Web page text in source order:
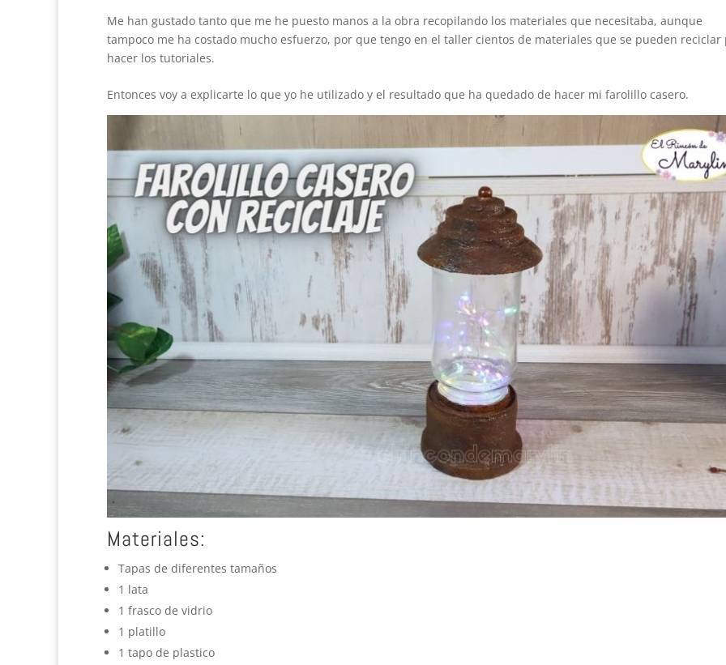
Me han gustado tanto que me he puesto manos a la obra recopilando los materiales que necesitaba, aunque
tampoco me ha costado mucho esfuerzo, por que tengo en el taller cientos de materiales que se pueden reciclar
hacer los tutoriales.
Entonces voy a explicarte lo que yo he utilizado y el resultado que ha quedado de hacer mi farolillo casero.
Materiales:
Tapas de diferentes tamaños
1 lata
1 frasco de vidrio
1 platillo
1 tapo de plastico